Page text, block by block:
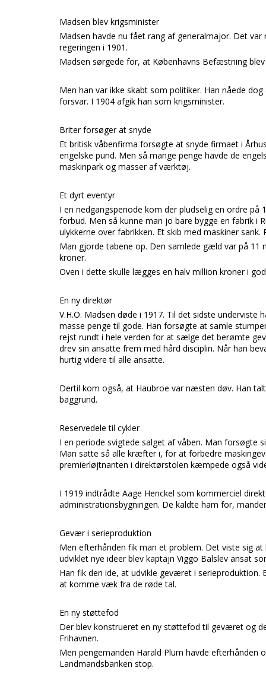
Madsen blev krigsminister
Madsen havde nu fået rang af generalmajor. Det var
regeringen i 1901.
Madsen sørgede for, at Københavns Befæstning
Men han var ikke skabt som politiker. Han nåede
forsvar. I 1904 afgik han som krigsminister.
Briter forsøger at snyde
Et britisk våbenfirma forsøgte at snyde firmaet i
engelske pund. Men så mange penge havde de
maskinpark og masser af værktøj.
Et dyrt eventyr
I en nedgangsperiode kom der pludselig en ordre
forbud. Men så kunne man jo bare bygge en fabrik i
ulykkerne over fabrikken. Et skib med maskiner
Man gjorde tabene op. Den samlede gæld var på
kroner.
Oven i dette skulle lægges en halv million kroner i
En ny direktør
V.H.O. Madsen døde i 1917. Til det sidste underviste
masse penge til gode. Han forsøgte at samle
rejst rundt i hele verden for at sælge det berømte
drev sin ansatte frem med hård disciplin. Når han
hurtig videre til alle ansatte.
Dertil kom også, at Haubroe var næsten døv. Han
baggrund.
Reservedele til cykler
I en periode svigtede salget af våben. Man forsøgte
Man satte så alle kræfter i, for at forbedre
premierløjtnanten i direktørstolen kæmpede også
I 1919 indtrådte Aage Henckel som kommerciel
administrationsbygningen. De kaldte ham for,
Gevær i serieproduktion
Men efterhånden fik man et problem. Det viste sig
udviklet nye ideer blev kaptajn Viggo Balslev ansat
Han fik den ide, at udvikle geværet i serieproduktion.
at komme væk fra de røde tal.
En ny støttefod
Der blev konstrueret en ny støttefod til geværet og
Frihavnen.
Men pengemanden Harald Plum havde efterhånden
Landmandsbanken stop.